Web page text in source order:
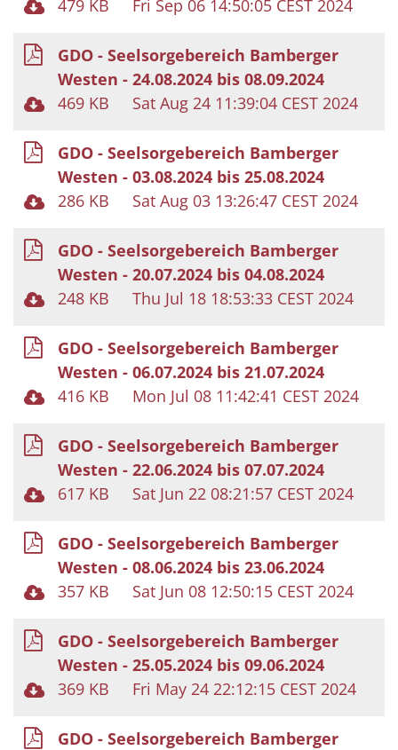
479 KB Fri Sep 06 14:50:05 CEST 2024
GDO - Seelsorgebereich Bamberger
Westen - 24.08.2024 bis 08.09.2024
469 KB
Sat Aug 24 11:39:04 CEST 2024
GDO - Seelsorgebereich Bamberger
Westen - 03.08.2024 bis 25.08.2024
286 KB
Sat Aug 03 13:26:47 CEST 2024
GDO - Seelsorgebereich Bamberger
Westen - 20.07.2024 bis 04.08.2024
248 KB
Thu Jul 18 18:53:33 CEST 2024
GDO - Seelsorgebereich Bamberger
Westen - 06.07.2024 bis 21.07.2024
416 KB
Mon Jul 08 11:42:41 CEST 2024
GDO - Seelsorgebereich Bamberger
Westen - 22.06.2024 bis 07.07.2024
617 KB
Sat Jun 22 08:21:57 CEST 2024
GDO - Seelsorgebereich Bamberger
Westen - 08.06.2024 bis 23.06.2024
357 KB
Sat Jun 08 12:50:15 CEST 2024
GDO - Seelsorgebereich Bamberger
Westen - 25.05.2024 bis 09.06.2024
369 KB
Fri May 24 22:12:15 CEST 2024
GDO - Seelsorgebereich Bamberger